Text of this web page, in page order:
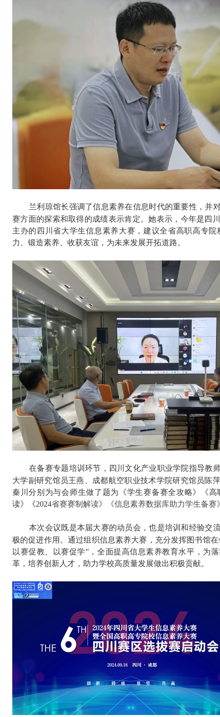
兰利琼馆长强调了信息素养在信息时代的重要性，并
赛方面的探索和取得的成绩表示肯定。她表示，今年是四
主办的四川省大学生信息素养大赛，建议全省高职高专
力、锻造素养、收获友谊，为未来发展开拓道路。
在备赛专题培训环节，四川文化产业职业学院指导教
大学副研究馆员王燕、成都航空职业技术学院研究馆员陈
秦川分别为与会师生做了题为《学生赛备赛全攻略》《
读》《2024省赛赛制解读》《信息素养数据库助力学生备
本次会议既是本届大赛的动员会，也是培训和经验交
极的促进作用。通过组织信息素养大赛，充分发挥图书馆
以赛促教、以赛促学”，全面提高信息素养教育水平，为
革，培养创新人才，助力学校高质量发展做出积极贡献。